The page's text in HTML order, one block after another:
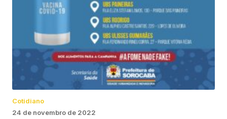
Cotidiano
24 de novembro de 2022